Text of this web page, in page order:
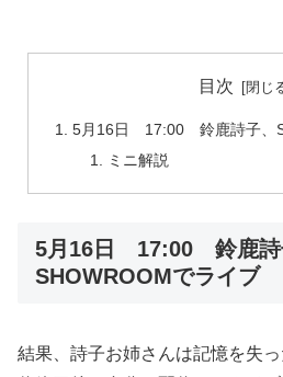
目次
5月16日 17:00 鈴鹿詩子、
ミニ解説
5月16日 17:00 鈴鹿詩
SHOWROOMでライブ
結果、詩子お姉さんは記憶を失